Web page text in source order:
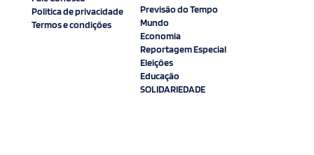
Politica de privacidade
Termos e condições
Previsão do Tempo
Mundo
Economia
Reportagem Especial
Eleições
Educação
SOLIDARIEDADE